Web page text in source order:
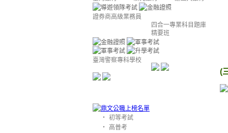
證券商高級業務員
四合一專業科目題庫
精要班
臺灣警察專科學校
‧
初等考試
‧
高普考
(